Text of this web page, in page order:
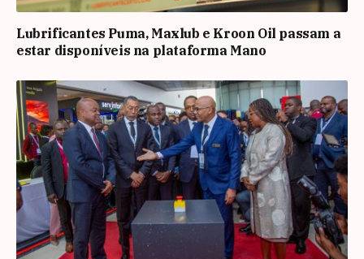
Lubrificantes Puma, Maxlub e Kroon Oil passam a
estar disponíveis na plataforma Mano